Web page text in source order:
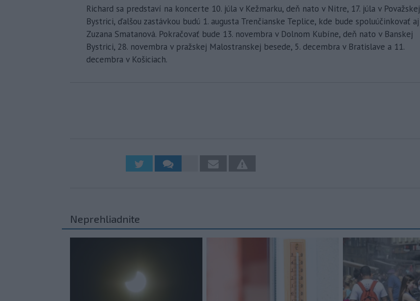
Richard sa predstaví na koncerte 10. júla v Kežmarku, deň nato v Nitre, 17. júla v Považskej
Bystrici, ďalšou zastávkou budú 1. augusta Trenčianske Teplice, kde bude spoluúčinkovať aj
Zuzana Smatanová. Pokračovať bude 13. novembra v Dolnom Kubíne, deň nato v Banskej
Bystrici, 28. novembra v pražskej Malostranskej besede, 5. decembra v Bratislave a 11.
decembra v Košiciach.
Neprehliadnite